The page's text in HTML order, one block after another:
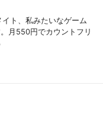
ト、私みたいなゲーム
月550円でカウントフリ